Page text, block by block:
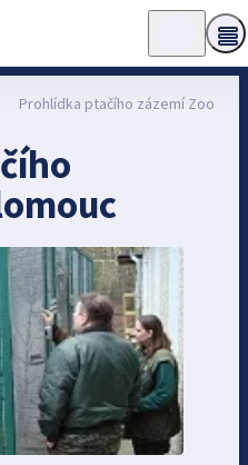
Prohlídka ptačího zázemí Zoo